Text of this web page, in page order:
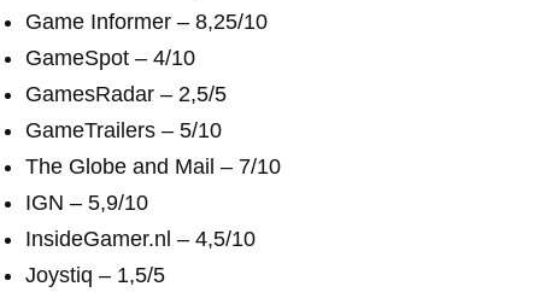
Game Informer – 8,25/10
GameSpot – 4/10
GamesRadar – 2,5/5
GameTrailers – 5/10
The Globe and Mail – 7/10
IGN – 5,9/10
InsideGamer.nl – 4,5/10
Joystiq – 1,5/5